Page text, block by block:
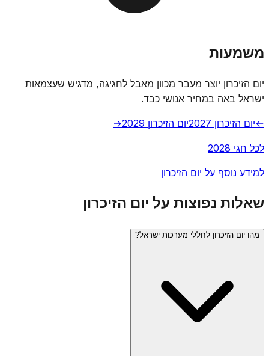
משמעות
יום הזיכרון יוצר מעבר מכוון מאבל לחגיגה, מדגיש שעצמאות
ישראל באה במחיר אנושי כבד.
←יום הזיכרון 2027 יום הזיכרון 2029 →
לכל חגי 2028
למידע נוסף על יום הזיכרון
שאלות נפוצות על יום הזיכרון
מהו יום הזיכרון לחללי מערכות ישראל?